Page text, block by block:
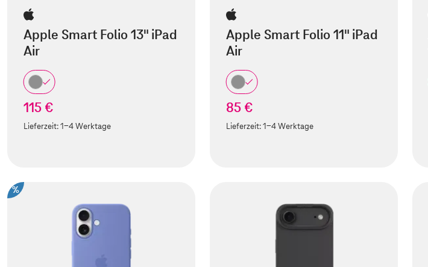
Apple Smart Folio 13" iPad
Air
115 €
Lieferzeit:1-4 Werktage
Apple Smart Folio 11" iPad
Air
85 €
Lieferzeit:1-4 Werktage
%